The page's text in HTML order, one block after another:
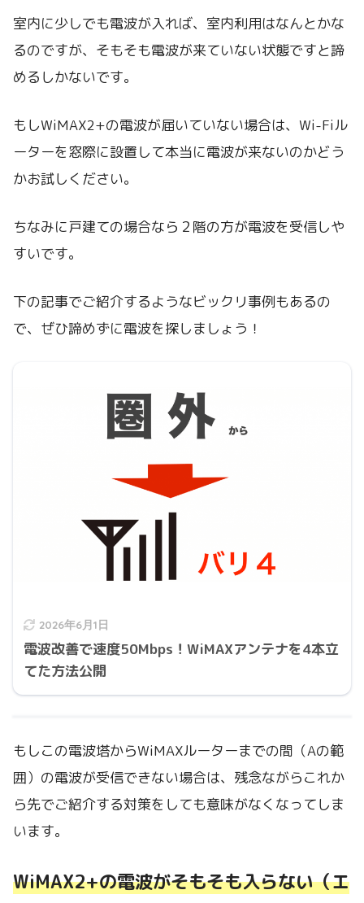
室内に少しでも電波が入れば、室内利用はなんとかな
るのですが、そもそも電波が来ていない状態ですと諦
めるしかないです。
もしWiMAX2+の電波が届いていない場合は、Wi-Fiル
ーターを窓際に設置して本当に電波が来ないのかどう
かお試しください。
ちなみに戸建ての場合なら２階の方が電波を受信しや
すいです。
下の記事でご紹介するようなビックリ事例もあるの
で、ぜひ諦めずに電波を探しましょう！
2026年6月1日
電波改善で速度50Mbps！WiMAXアンテナを4本立
てた方法公開
もしこの電波塔からWiMAXルーターまでの間（Aの範
囲）の電波が受信できない場合は、残念ながらこれか
ら先でご紹介する対策をしても意味がなくなってしま
います。
WiMAX2+の電波がそもそも入らない（エ